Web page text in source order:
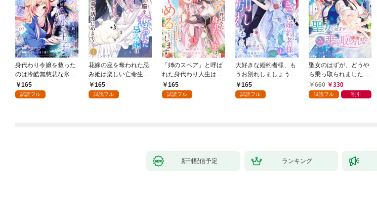
身代わり令嬢を救った
のは冷酷無慈悲な氷の
王子の愛でした１
165
試読フル
花嫁の座を奪われた忌
み姫は楽しい亡命生活
はじめます！１
165
試読フル
「姉のスペア」と呼ば
れた身代わり人生は、
今日でやめることにし
ます～辺境で自由を満
165
試読フル
大好きな婚約者様、も
うお別れしましょう。
１165
試読フル
聖女のはずが、どうや
ら乗っ取られました 1
巻660 330
試読フル 割引
新刊配信予定 ランキング